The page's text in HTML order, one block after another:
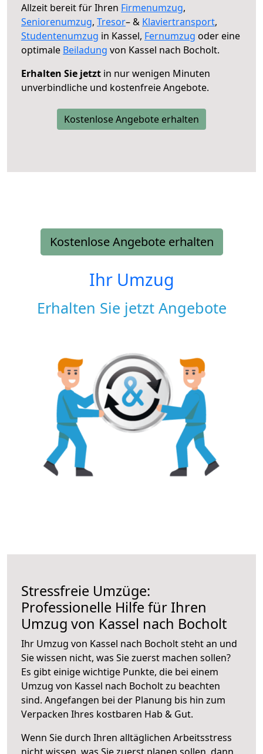
Allzeit bereit für Ihren Firmenumzug,
Seniorenumzug, Tresor– & Klaviertransport,
Studentenumzug in Kassel, Fernumzug oder eine
optimale Beiladung von Kassel nach Bocholt.
Erhalten Sie jetzt in nur wenigen Minuten
unverbindliche und kostenfreie Angebote.
Kostenlose Angebote erhalten
Kostenlose Angebote erhalten
Ihr Umzug
Erhalten Sie jetzt Angebote
Stressfreie Umzüge:
Professionelle Hilfe für Ihren
Umzug von Kassel nach Bocholt
Ihr Umzug von Kassel nach Bocholt steht an und
Sie wissen nicht, was Sie zuerst machen sollen?
Es gibt einige wichtige Punkte, die bei einem
Umzug von Kassel nach Bocholt zu beachten
sind. Angefangen bei der Planung bis hin zum
Verpacken Ihres kostbaren Hab & Gut.
Wenn Sie durch Ihren alltäglichen Arbeitsstress